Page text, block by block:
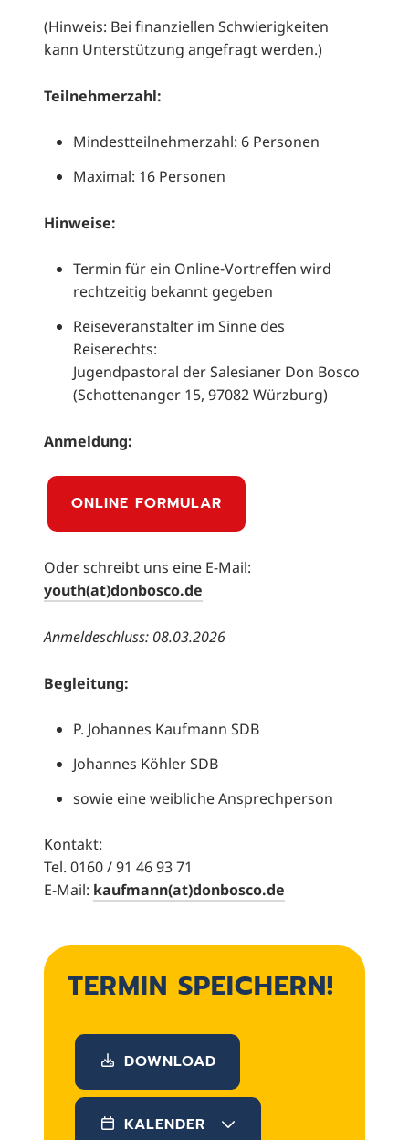
(Hinweis: Bei finanziellen Schwierigkeiten
kann Unterstützung angefragt werden.)
Teilnehmerzahl:
Mindestteilnehmerzahl: 6 Personen
Maximal: 16 Personen
Hinweise:
Termin für ein Online-Vortreffen wird
rechtzeitig bekannt gegeben
Reiseveranstalter im Sinne des
Reiserechts:
Jugendpastoral der Salesianer Don Bosco
(Schottenanger 15, 97082 Würzburg)
Anmeldung:
ONLINE FORMULAR
Oder schreibt uns eine E-Mail:
youth(at)donbosco.de
Anmeldeschluss: 08.03.2026
Begleitung:
P. Johannes Kaufmann SDB
Johannes Köhler SDB
sowie eine weibliche Ansprechperson
Kontakt:
Tel. 0160 / 91 46 93 71
E-Mail: kaufmann(at)donbosco.de
TERMIN SPEICHERN!
DOWNLOAD
KALENDER